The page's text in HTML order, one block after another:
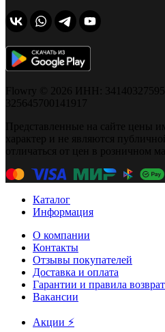
Flowry © 2026 ИНН:
325645700141917
Представленные на сайте цены
характер и не являются
отличаться от цен в розничном
Каталог
Информация
О компании
Контакты
Отзывы покупателей
Доставка и оплата
Гарантии и правила
Вакансии
Акции ⚡️